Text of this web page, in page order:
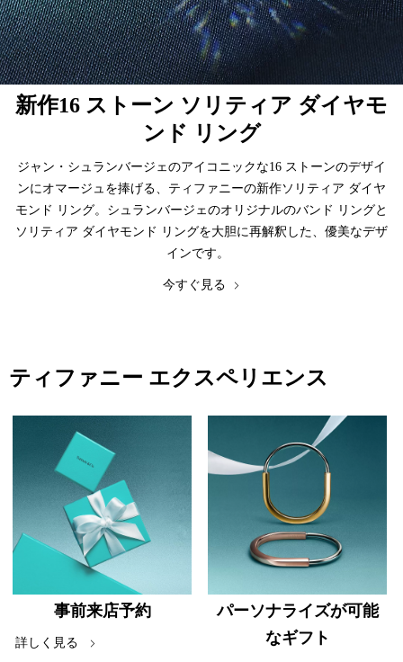
新作16 ストーン ソリティア ダイヤモ
ンド リング
ジャン・シュランバージェのアイコニックな16 ストーンのデザイ
ンにオマージュを捧げる、ティファニーの新作ソリティア ダイヤ
モンド リング。シュランバージェのオリジナルのバンド リングと
ソリティア ダイヤモンド リングを大胆に再解釈した、優美なデザ
インです。
今すぐ見る
ティファニー エクスペリエンス
事前来店予約
詳しく見る
パーソナライズが可能
なギフト